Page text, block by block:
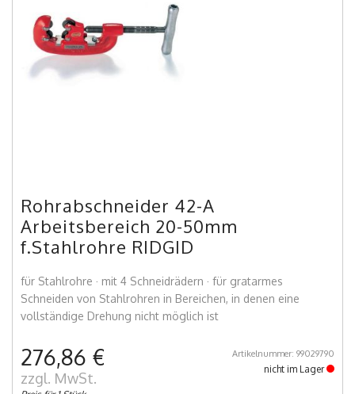
Rohrabschneider 42-A
Arbeitsbereich 20-50mm
f.Stahlrohre RIDGID
für Stahlrohre · mit 4 Schneidrädern · für gratarmes
Schneiden von Stahlrohren in Bereichen, in denen eine
vollständige Drehung nicht möglich ist
276,86 €
zzgl. MwSt.
Artikelnummer: 99029790
nicht im Lager